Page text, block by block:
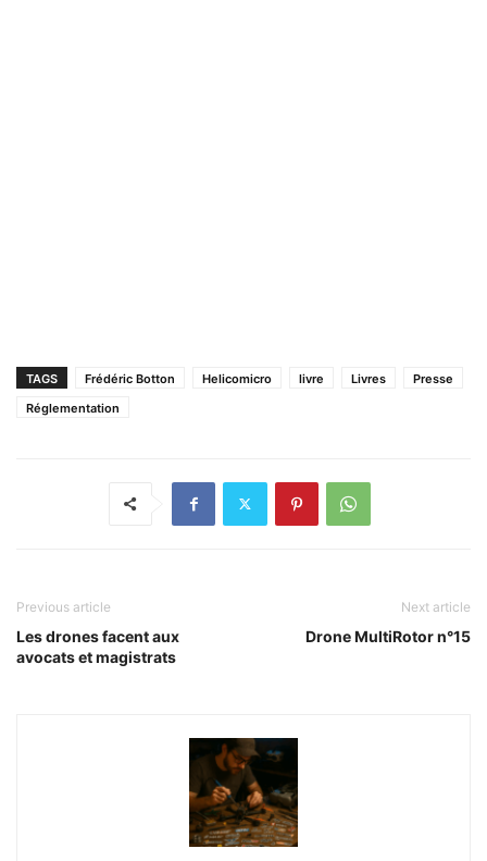
TAGS Frédéric Botton Helicomicro livre Livres
Presse
Réglementation
Previous article
Les drones facent aux
avocats et magistrats
Next article
Drone MultiRotor n°15